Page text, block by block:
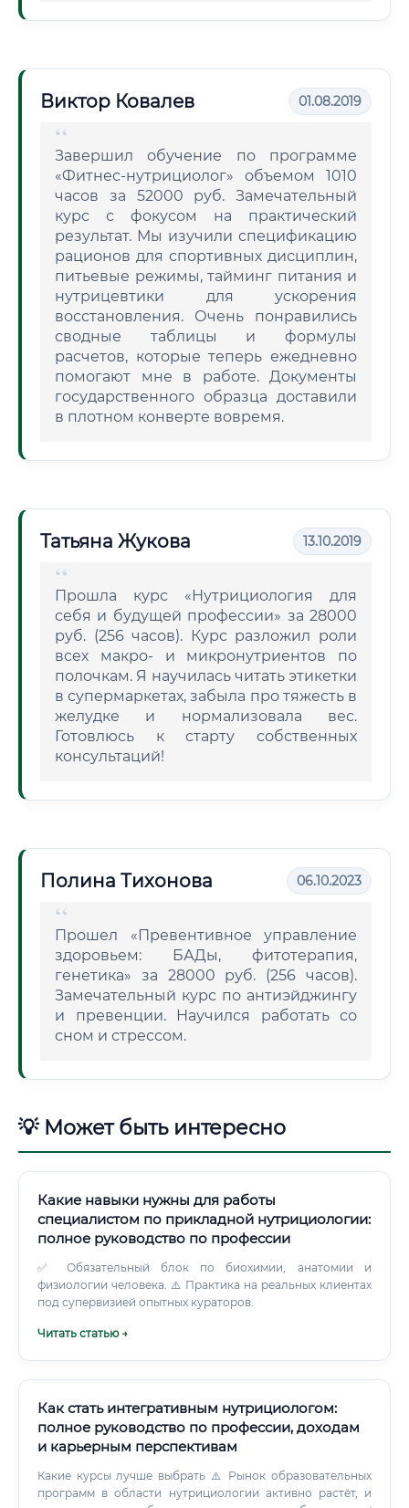
Виктор Ковалев 01.08.2019
Завершил обучение по программе
«Фитнес-нутрициолог» объемом 1010
часов за 52000 руб. Замечательный
курс с фокусом на практический
результат. Мы изучили спецификацию
рационов для спортивных дисциплин,
питьевые режимы, тайминг питания и
нутрицевтики для ускорения
восстановления. Очень понравились
сводные таблицы и формулы
расчетов, которые теперь ежедневно
помогают мне в работе. Документы
государственного образца доставили
в плотном конверте вовремя.
Татьяна Жукова 13.10.2019
Прошла курс «Нутрициология для
себя и будущей профессии» за 28000
руб. (256 часов). Курс разложил роли
всех макро- и микронутриентов по
полочкам. Я научилась читать этикетки
в супермаркетах, забыла про тяжесть в
желудке и нормализовала вес.
Готовлюсь к старту собственных
консультаций!
Полина Тихонова 06.10.2023
Прошел «Превентивное управление
здоровьем: БАДы, фитотерапия,
генетика» за 28000 руб. (256 часов).
Замечательный курс по антиэйджингу
и превенции. Научился работать со
сном и стрессом.
💡 Может быть интересно
Какие навыки нужны для работы
специалистом по прикладной нутрициологии:
полное руководство по профессии
✅ Обязательный блок по биохимии, анатомии и
физиологии человека. ⚠️ Практика на реальных клиентах
под супервизией опытных кураторов.
Читать статью →
Как стать интегративным нутрициологом:
полное руководство по профессии, доходам
и карьерным перспективам
Какие курсы лучше выбрать ⚠️ Рынок образовательных
программ в области нутрициологии активно растёт, и